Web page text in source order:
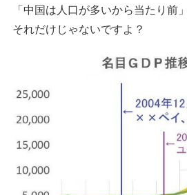
「中国は人口が多いから当たり前
それだけじゃないですよ？